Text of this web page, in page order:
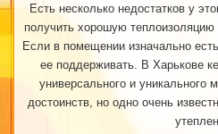
Есть несколько недостатков у
получить хорошую теплоизоляцию
Если в помещении изначально
ее поддерживать. В Харькове
универсального и уникального
достоинств, но одно очень